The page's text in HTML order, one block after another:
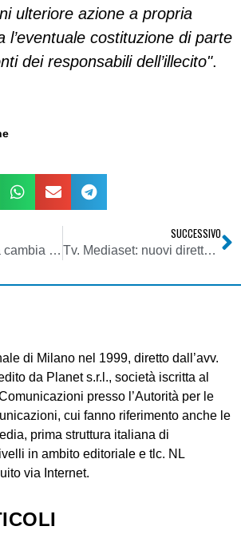
ulteriore azione a propria
l’eventuale costituzione di parte
dei responsabili dell’illecito".
Tv. Prima Pagina cambia volto: durata doppia e nuovi conduttori per l’informazione del Tg5
SUCCESSIVO
Tv. Mediaset: nuovi direttori a Italia 1, Retequattro e canali tematici free
di Milano nel 1999, diretto dall’avv.
da Planet s.r.l., società iscritta al
presso l’Autorità per le
cui fanno riferimento anche le
prima struttura italiana di
in ambito editoriale e tlc. NL
via Internet.